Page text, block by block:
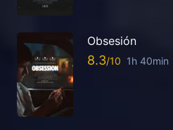
Obsesión
8.3 1h 40min